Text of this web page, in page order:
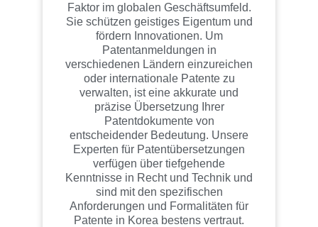
Faktor im globalen Geschäftsumfeld.
Sie schützen geistiges Eigentum und
fördern Innovationen. Um
Patentanmeldungen in
verschiedenen Ländern einzureichen
oder internationale Patente zu
verwalten, ist eine akkurate und
präzise Übersetzung Ihrer
Patentdokumente von
entscheidender Bedeutung. Unsere
Experten für Patentübersetzungen
verfügen über tiefgehende
Kenntnisse in Recht und Technik und
sind mit den spezifischen
Anforderungen und Formalitäten für
Patente in Korea bestens vertraut.